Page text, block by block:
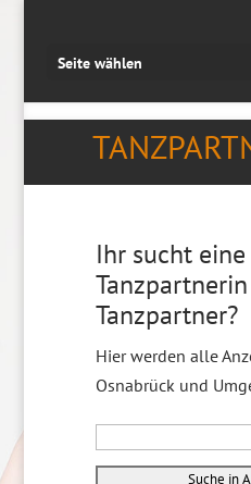
Seite wählen
Ihr sucht eine
Tanzpartner?
Hier werden alle
Osnabrück und
nach: